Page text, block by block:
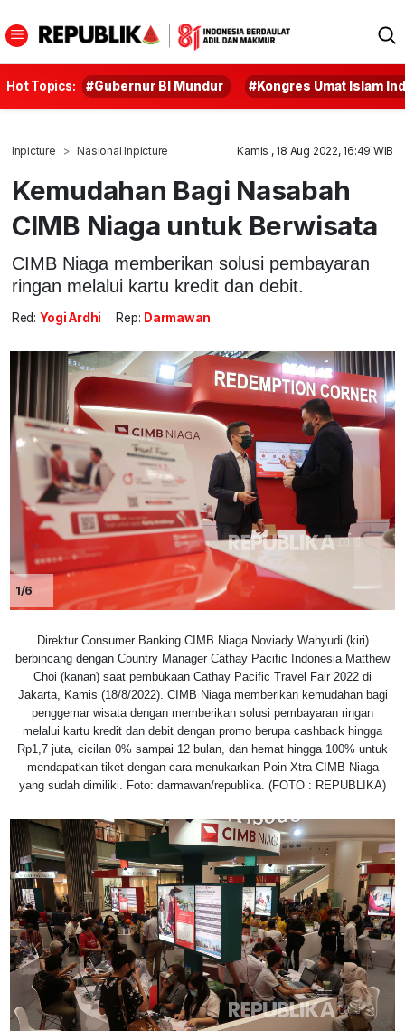
Hot Topics: #Gubernur BI Mundur #Kongres Umat Islam
Inpicture Nasional Inpicture Kamis , 18 Aug 2022, 16:49 WIB
Kemudahan Bagi Nasabah
CIMB Niaga untuk Berwisata
CIMB Niaga memberikan solusi pembayaran
ringan melalui kartu kredit dan debit.
Red: Yogi Ardhi Rep: Darmawan
1/6
Direktur Consumer Banking CIMB Niaga Noviady Wahyudi (kiri)
berbincang dengan Country Manager Cathay Pacific Indonesia Matthew
Choi (kanan) saat pembukaan Cathay Pacific Travel Fair 2022 di
Jakarta, Kamis (18/8/2022). CIMB Niaga memberikan kemudahan bagi
penggemar wisata dengan memberikan solusi pembayaran ringan
melalui kartu kredit dan debit dengan promo berupa cashback hingga
Rp1,7 juta, cicilan 0% sampai 12 bulan, dan hemat hingga 100% untuk
mendapatkan tiket dengan cara menukarkan Poin Xtra CIMB Niaga
yang sudah dimiliki. Foto: darmawan/republika. (FOTO : REPUBLIKA)